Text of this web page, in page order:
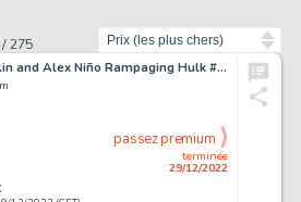
275
Jim Starlin and Alex Niño Rampaging Hulk #4 Double Splash Page 21-22 Original Art (Marvel, 1977)....
terminée
29/12/2022
passez premium